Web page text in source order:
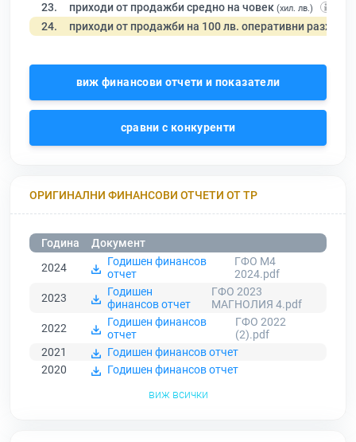
23. приходи от продажби средно на човек (хил. лв.)
24. приходи от продажби на 100 лв. оперативни разходи
виж финансови отчети и показатели
сравни с конкуренти
ОРИГИНАЛНИ ФИНАНСОВИ ОТЧЕТИ ОТ ТР
Година
Документ
2024
Годишен финансов
отчет
ГФО М4
2024.pdf
2023
Годишен
финансов отчет
ГФО 2023
МАГНОЛИЯ 4.pdf
2022
Годишен финансов
отчет
ГФО 2022
(2).pdf
2021
Годишен финансов отчет
2020
Годишен финансов отчет
виж всички